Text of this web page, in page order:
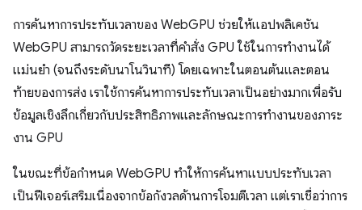
การค้นหาการประทับเวลาของ WebGPU ช่วยให้แอปพลิเคชัน
WebGPU สามารถวัดระยะเวลาที่คำสั่ง GPU ใช้ในการทำงานได้
แม่นยำ (จนถึงระดับนาโนวินาที) โดยเฉพาะในตอนต้นและตอน
ท้ายของการส่ง เราใช้การค้นหาการประทับเวลาเป็นอย่างมากเพื่อรับ
ข้อมูลเชิงลึกเกี่ยวกับประสิทธิภาพและลักษณะการทำงานของภาระ
งาน GPU
ในขณะที่ข้อกำหนด WebGPU ทำให้การค้นหาแบบประทับเวลา
เป็นฟีเจอร์เสริมเนื่องจากข้อกังวลด้านการโจมตีเวลา แต่เราเชื่อว่าการ